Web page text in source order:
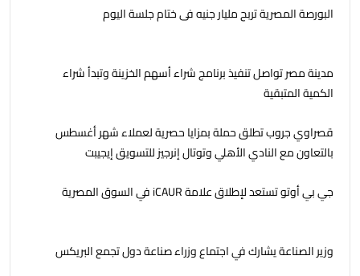
البورصة المصرية تربح مليار جنيه فى ختام جلسة اليوم
مدينة مصر تواصل تنفيذ برنامج شراء أسهم الخزينة وتبدأ شراء
الكمية المتبقية
قصراوي جروب تطلق حملة بمزايا حصرية لعملاء شهر أغسطس
بالتعاون مع النادي الأهلي وتوتال إنرجيز للتسويق إيجيبت
جي بي أوتو تستعد لإطلاق علامة iCAUR في السوق المصرية
وزير الصناعة يشارك في اجتماع وزراء صناعة دول تجمع البريكس